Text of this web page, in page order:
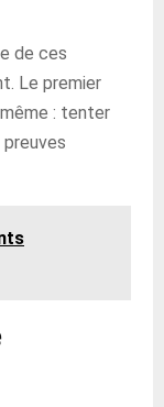
de ces
Le premier
: tenter
preuves